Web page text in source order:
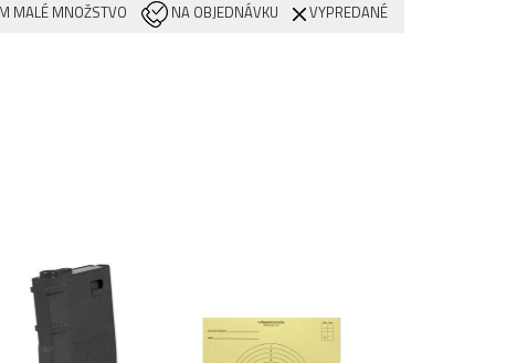
MALÉ MNOŽSTVO NA OBJEDNÁVKU VYPREDANÉ